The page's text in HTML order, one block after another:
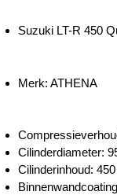
Suzuki LT-R 450
Merk: ATHENA
Cilinderdiameter:
Cilinderinhoud: